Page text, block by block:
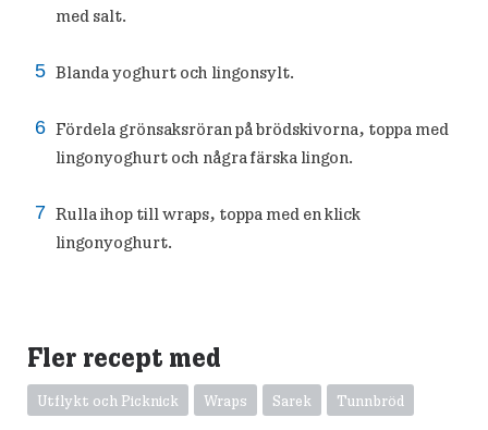
med salt.
Blanda yoghurt och lingonsylt.
Fördela grönsaksröran på brödskivorna, toppa med
lingonyoghurt och några färska lingon.
Rulla ihop till wraps, toppa med en klick
lingonyoghurt.
Fler recept med
Utflykt och Picknick Wraps Sarek Tunnbröd